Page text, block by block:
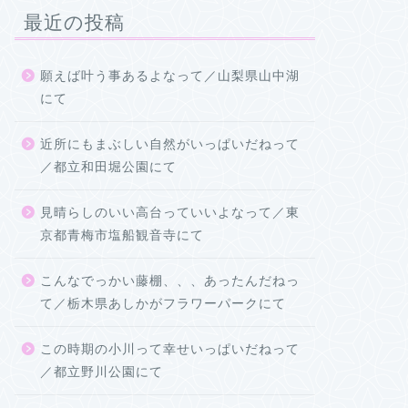
最近の投稿
願えば叶う事あるよなって／山梨県山中湖
にて
近所にもまぶしい自然がいっぱいだねって
／都立和田堀公園にて
見晴らしのいい高台っていいよなって／東
京都青梅市塩船観音寺にて
こんなでっかい藤棚、、、あったんだねっ
て／栃木県あしかがフラワーパークにて
この時期の小川って幸せいっぱいだねって
／都立野川公園にて